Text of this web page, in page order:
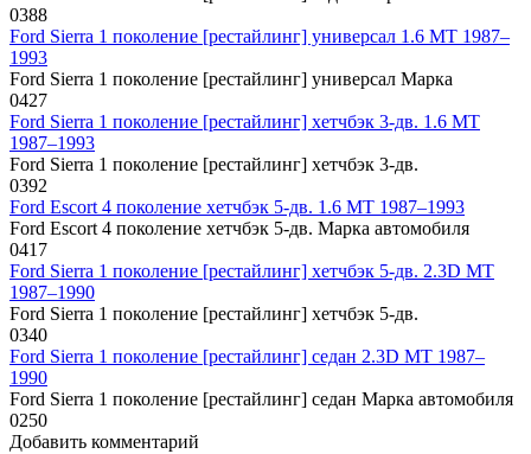
0388
Ford Sierra 1 поколение [рестайлинг] универсал 1.6 MT 1987–
1993
Ford Sierra 1 поколение [рестайлинг] универсал Марка
0427
Ford Sierra 1 поколение [рестайлинг] хетчбэк 3-дв. 1.6 MT
1987–1993
Ford Sierra 1 поколение [рестайлинг] хетчбэк 3-дв.
0392
Ford Escort 4 поколение хетчбэк 5-дв. 1.6 MT 1987–1993
Ford Escort 4 поколение хетчбэк 5-дв. Марка автомобиля
0417
Ford Sierra 1 поколение [рестайлинг] хетчбэк 5-дв. 2.3D MT
1987–1990
Ford Sierra 1 поколение [рестайлинг] хетчбэк 5-дв.
0340
Ford Sierra 1 поколение [рестайлинг] седан 2.3D MT 1987–
1990
Ford Sierra 1 поколение [рестайлинг] седан Марка автомобиля
0250
Добавить комментарий